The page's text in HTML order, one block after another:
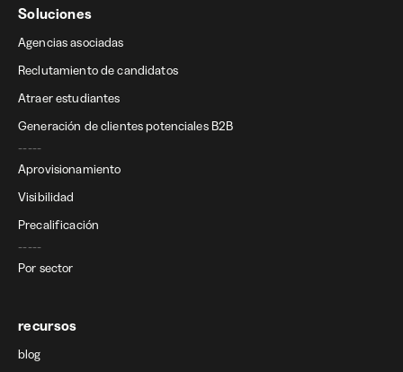
Soluciones
Agencias asociadas
Reclutamiento de candidatos
Atraer estudiantes
Generación de clientes potenciales B2B
-----
Aprovisionamiento
Visibilidad
Precalificación
-----
Por sector
recursos
blog